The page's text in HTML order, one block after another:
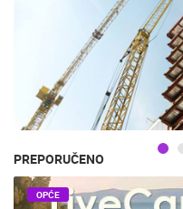
PREPORUČENO
OPĆE